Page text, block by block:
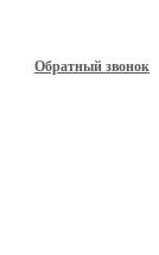
Обратный звонок